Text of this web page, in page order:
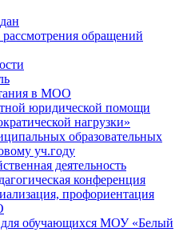
обращений
в МОО
юридической помощи
нагрузки»
образовательных
уч.году
деятельность
конференция
профориентация
для обучающихся МОУ «Белый